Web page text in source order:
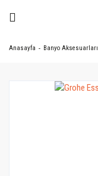
Anasayfa Banyo Aksesuarları